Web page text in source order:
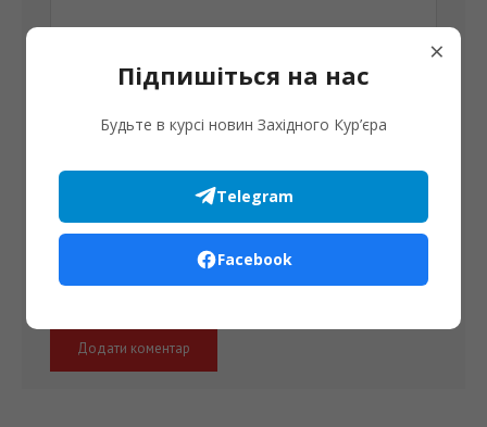
цьому браузері для моїх наступних коментарів.
×
Підпишіться на нас
Будьте в курсі новин Західного Кур’єра
Telegram
Facebook